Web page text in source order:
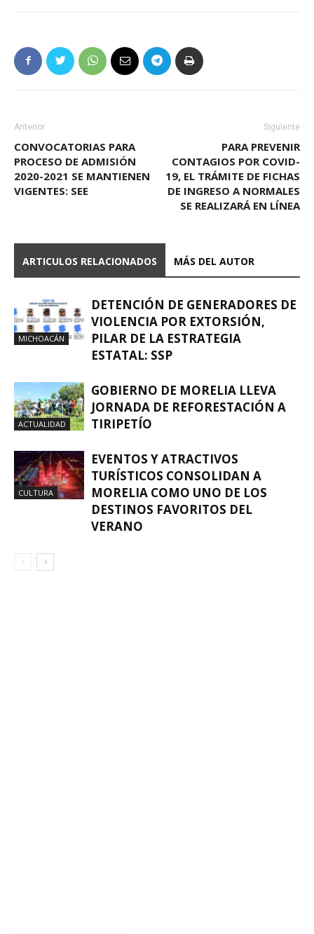
Anterior
CONVOCATORIAS PARA
PROCESO DE ADMISIÓN
2020-2021 SE MANTIENEN
VIGENTES: SEE
Siguiente
PARA PREVENIR
CONTAGIOS POR COVID-
19, EL TRÁMITE DE FICHAS
DE INGRESO A NORMALES
SE REALIZARÁ EN LÍNEA
ARTICULOS RELACIONADOS MÁS DEL AUTOR
MICHOACÁN
DETENCIÓN DE GENERADORES DE
VIOLENCIA POR EXTORSIÓN,
PILAR DE LA ESTRATEGIA
ESTATAL: SSP
ACTUALIDAD
GOBIERNO DE MORELIA LLEVA
JORNADA DE REFORESTACIÓN A
TIRIPETÍO
CULTURA
EVENTOS Y ATRACTIVOS
TURÍSTICOS CONSOLIDAN A
MORELIA COMO UNO DE LOS
DESTINOS FAVORITOS DEL
VERANO